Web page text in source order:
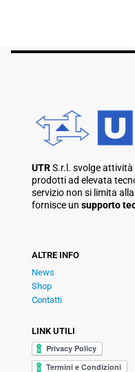
UTRS.r.l. svolge
prodotti ad elevata
servizio non si limita
fornisce un supporto
ALTRE INFO
News
Shop
Contatti
LINK UTILI